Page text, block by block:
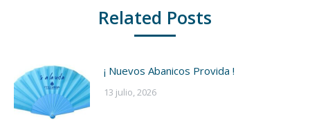
Related Posts
¡ Nuevos Abanicos Provida !
13 julio, 2026